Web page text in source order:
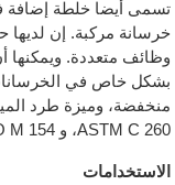
تسمى أيضا خلطة إضافة
خرسانة مركبة. إن لديها
وظائف متعددة. ويمكنها
بشكل خاص في الخرسانات
منخفضة، وميزة طرد
ASTM C 260، و AASHTO M 154 وCRD-C 13.
الاستخدامات